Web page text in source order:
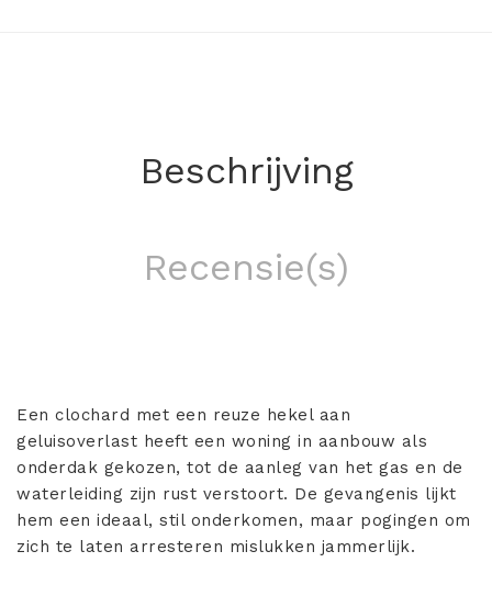
Beschrijving
Recensie(s)
Een clochard met een reuze hekel aan
geluisoverlast heeft een woning in aanbouw als
onderdak gekozen, tot de aanleg van het gas en de
waterleiding zijn rust verstoort. De gevangenis lijkt
hem een ideaal, stil onderkomen, maar pogingen om
zich te laten arresteren mislukken jammerlijk.